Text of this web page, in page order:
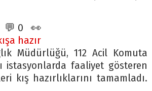
💬 0 👀
hazır
Müdürlüğü, 112 Acil Komuta
istasyonlarda faaliyet gösteren
kış hazırlıklarını tamamladı.